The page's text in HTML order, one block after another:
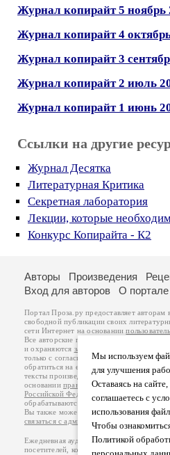
Журнал копирайт 5 ноябрь
Журнал копирайт 4
Журнал копирайт 3
Журнал копирайт 2 июль
Журнал копирайт 1 июнь
Ссылки на другие
Журнал Десятка
Литературная Критика
Секретная лаборатория
Лекции, которые
Конкурс Копирайта - К2
Мы используем
для улучшения
Оставаясь на
соглашаетесь с
использования
Чтобы
Политикой
Авторы Произведения
Вход для авторов
О портале
Портал Проза.ру предоставляет авторам
свободной публикации своих
сети Интернет на основании
Все авторские права на произведения
и охраняются законом
. Перепечатка
только с согласия его автора, к
обратиться на его авторской странице.
тексты произведений авторы несут
основанииправил публикациии
Российской Федерации
обрабатываются на основанииПолитики
Вы также можете посмотреть более
связаться с администрацией
Ежедневная аудитория портала Проза.ру
посетителей, которые в общей сумме